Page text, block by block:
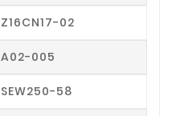
Z16CN17-02
A02-005
SEW250-58